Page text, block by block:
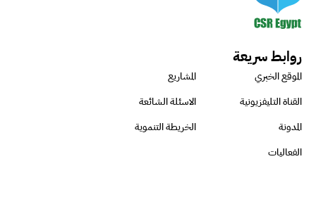
روابط سريعة
الموقع الخبري
المشاريع
القناة التليفزيونية
الاسئلة الشائعة
المدونة
الخريطة التنموية
الفعاليات